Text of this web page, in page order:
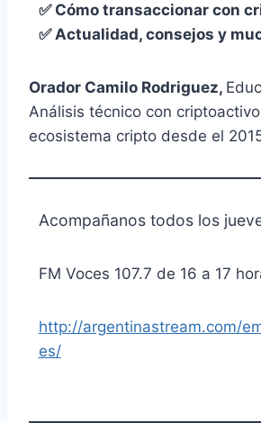
✅ Cómo transaccionar con
✅ Actualidad, consejos y
Orador Camilo Rodriguez,
Análisis técnico con
ecosistema cripto desde el
Acompañanos todos los
FM Voces 107.7 de 16 a 17
http://argentinastream.com/
es/